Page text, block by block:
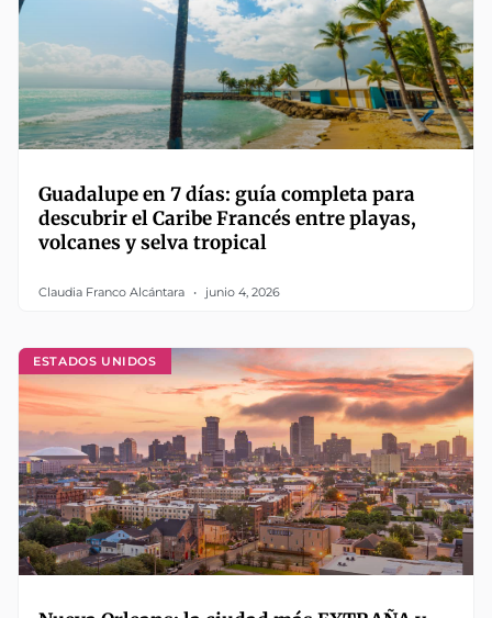
Guadalupe en 7 días: guía completa para
descubrir el Caribe Francés entre playas,
volcanes y selva tropical
Claudia Franco Alcántara junio 4, 2026
ESTADOS UNIDOS